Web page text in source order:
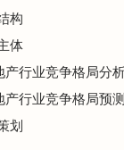
构
体
产行业竞争格局分
产行业竞争格局预
划